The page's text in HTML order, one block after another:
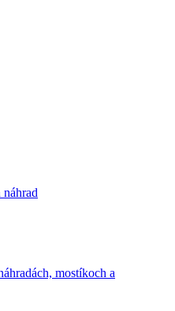
mostíkoch a